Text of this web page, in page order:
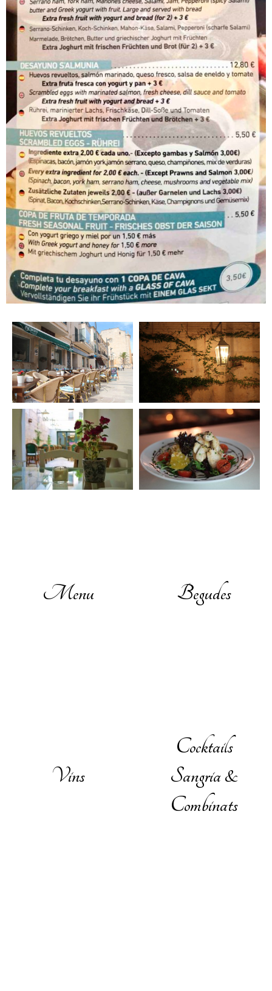
Menu Begudes
Vins
Cocktails
Sangria &
Combinats